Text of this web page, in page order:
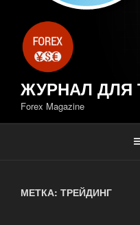
ЖУРНАЛ ДЛЯ
Forex Magazine
МЕТКА: ТРЕЙДИНГ